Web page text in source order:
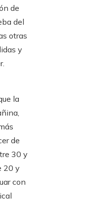
de
del
otras
y
la
de
30 y
20 y
con